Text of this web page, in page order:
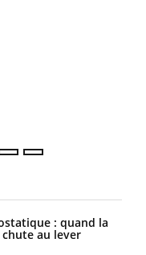
: quand la
au lever